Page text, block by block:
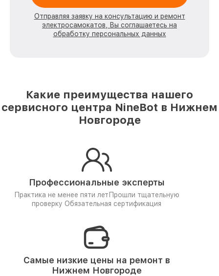
Отправляя заявку на консультацию и ремонт
электросамокатов, Вы соглашаетесь на
обработку персональных данных
Какие преимущества нашего
сервисного центра NineBot в Нижнем
Новгороде
Профессиональные эксперты
Практика не менее пяти лет Прошли тщательную
проверку Обязательная сертификация
Самые низкие цены на ремонт в
Нижнем Новгороде